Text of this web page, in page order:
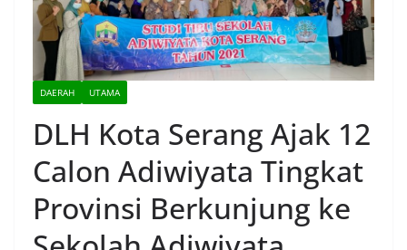
DAERAH UTAMA
DLH Kota Serang Ajak 12
Calon Adiwiyata Tingkat
Provinsi Berkunjung ke